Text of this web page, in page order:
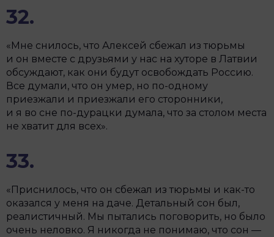
32.
«Мне снилось, что Алексей сбежал из тюрьмы
и он вместе с друзьями у нас на хуторе в Латвии
обсуждают, как они будут освобождать Россию.
Все думали, что он умер, но по-одному
приезжали и приезжали его сторонники,
и я во сне по-дурацки думала, что за столом места
не хватит для всех».
33.
«Приснилось, что он сбежал из тюрьмы и как-то
оказался у меня на даче. Детальный сон был,
реалистичный. Мы пытались поговорить, но было
очень неловко. Я никогда не понимаю, что сон —